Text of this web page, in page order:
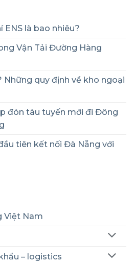
ENS là bao nhiêu?
Vận Tải Đường Hàng
Những quy định về kho ngoại
đón tàu tuyến mới đi Đông
tiên kết nối Đà Nẵng với
Việt Nam
– logistics